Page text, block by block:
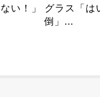
円で買うという選択